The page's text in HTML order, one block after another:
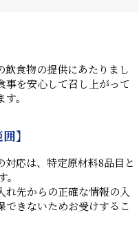
食物の提供にあたりまし
事を安心して召し上がって
。
】
応は、特定原材料8品目と
先からの正確な情報の入
できないためお受けするこ